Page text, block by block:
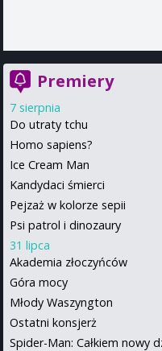
Premiery
7 sierpnia
Do utraty tchu
Homo sapiens?
Ice Cream Man
Kandydaci śmierci
Pejzaż w kolorze sepii
Psi patrol i dinozaury
31 lipca
Akademia złoczyńców
Góra mocy
Młody Waszyngton
Ostatni konsjerż
Spider-Man: Całkiem nowy